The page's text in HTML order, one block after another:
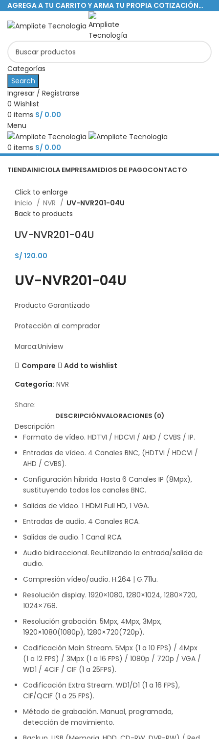
AGREGA A TU CARRITO Y ARMA TU PROPIA COTIZACIÓN…
Categorías
Search
Ingresar / Registrarse
0 Wishlist
0 items S/ 0.00
Menu
0 items S/ 0.00
Categorías
TIENDAINICIOLA EMPRESAMEDIOS DE PAGOCONTACTO
Click to enlarge
Inicio
NVR
UV-NVR201-04U
Back to products
UV-NVR201-04U
S/ 120.00
UV-NVR201-04U
Producto Garantizado
Protección al comprador
Marca:Uniview
Compare
Add to wishlist
Categoría: NVR
Share:
DESCRIPCIÓNVALORACIONES (0)
Descripción
Formato de vídeo. HDTVI / HDCVI / AHD / CVBS / IP.
Entradas de vídeo. 4 Canales BNC, (HDTVI / HDCVI /
AHD / CVBS).
Configuración híbrida. Hasta 6 Canales IP (8Mpx),
sustituyendo todos los canales BNC.
Salidas de vídeo. 1 HDMI Full HD, 1 VGA.
Entradas de audio. 4 Canales RCA.
Salidas de audio. 1 Canal RCA.
Audio bidireccional. Reutilizando la entrada/salida de
audio.
Compresión vídeo/audio. H.264 | G.711u.
Resolución display. 1920×1080, 1280×1024, 1280×720,
1024×768.
Resolución grabación. 5Mpx, 4Mpx, 3Mpx,
1920×1080(1080p), 1280×720(720p).
Codificación Main Stream. 5Mpx (1 a 10 FPS) / 4Mpx
(1 a 12 FPS) / 3Mpx (1 a 16 FPS) / 1080p / 720p / VGA /
WD1 / 4CIF / CIF (1 a 25FPS).
Codificación Extra Stream. WD1/D1 (1 a 16 FPS),
CIF/QCIF (1 a 25 FPS).
Método de grabación. Manual, programada,
detección de movimiento.